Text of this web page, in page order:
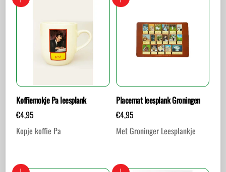
Koffiemokje Pa leesplank
€4,95
Kopje koffie Pa
Placemat leesplank Groningen
€4,95
Met Groninger Leesplankje